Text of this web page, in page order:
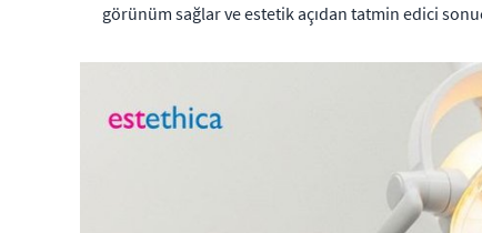
görünüm sağlar ve estetik açıdan tatmin edici